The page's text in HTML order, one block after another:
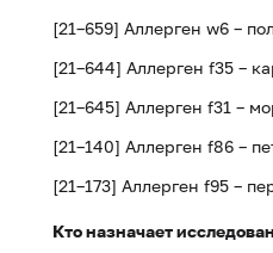
[21–659] Аллерген w6 –
[21–644] Аллерген f35 –
[21–645] Аллерген f31 –
[21–140] Аллерген f86 –
[21–173] Аллерген f95 –
Кто назначает